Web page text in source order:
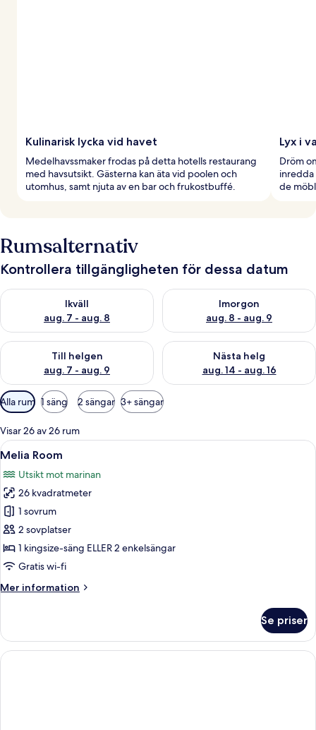
Kulinarisk lycka vid havet
Medelhavssmaker frodas på detta hotells restaurang
med havsutsikt. Gästerna kan äta vid poolen och
utomhus, samt njuta av en bar och frukostbuffé.
Lyx i
Dröm
inredda
de
Rumsalternativ
Kontrollera tillgängligheten för dessa datum
Ikväll
aug. 7 - aug. 8
Kontrollera tillgängligheten för ikväll aug. 7 - aug. 8
Imorgon
aug. 8 - aug. 9
Kontrollera tillgängligheten
Till helgen
aug. 7 - aug. 9
Kontrollera tillgängligheten för den här helgen aug. 7 - aug. 9
Nästa helg
aug. 14 - aug. 16
Kontrollera tillgängligheten
Tillgängliga
filter
för
rum
Alla rum 1 säng 2 sängar 3+ sängar
Visar 26 av 26 rum
Öppna
alla
foton
för
Melia
Room
Ett hotellrum med en säng, ett
7
Melia Room
Utsikt mot marinan
26 kvadratmeter
1 sovrum
2 sovplatser
1 kingsize-säng ELLER 2 enkelsängar
Gratis wi-fi
Mer information
Mer
Room
Se priser